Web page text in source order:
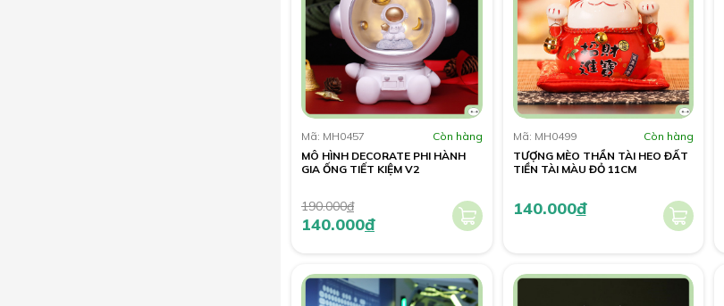
Mã: MH0457
Còn hàng
MÔ HÌNH DECORATE PHI HÀNH
GIA ỐNG TIẾT KIỆM V2
190.000đ
140.000đ
Mã: MH0499
Còn hàng
TƯỢNG MÈO THẦN TÀI HEO ĐẤT
TIỀN TÀI MÀU ĐỎ 11CM
140.000đ